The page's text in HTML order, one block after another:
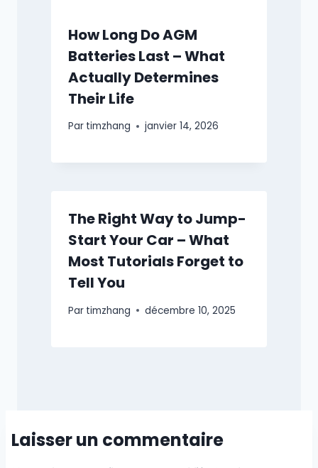
How Long Do AGM
Batteries Last – What
Actually Determines
Their Life
Par timzhang janvier 14, 2026
The Right Way to Jump-
Start Your Car – What
Most Tutorials Forget to
Tell You
Par timzhang décembre 10, 2025
Laisser un commentaire